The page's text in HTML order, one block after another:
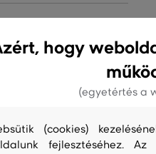
hogy
(egyetértés a
(cookies)
fejlesztéséhez.